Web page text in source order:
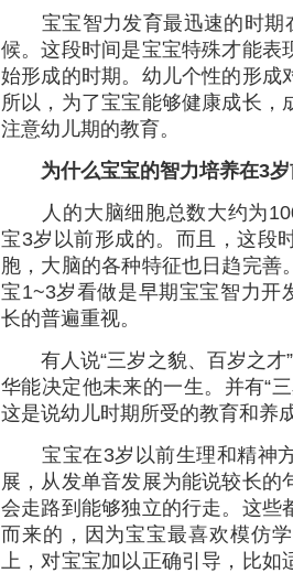
宝宝智力发育最迅速的时期
候。这段时间是宝宝特殊才能表
始形成的时期。幼儿个性的形成
所以，为了宝宝能够健康成长
注意幼儿期的教育。
为什么宝宝的智力培养在3
人的大脑细胞总数大约为
宝3岁以前形成的。而且，这段
胞，大脑的各种特征也日趋完
宝1~3岁看做是早期宝宝智力开
长的普遍重视。
有人说“三岁之貌、百岁之才
华能决定他未来的一生。并有“
这是说幼儿时期所受的教育和养
宝宝在3岁以前生理和精神方
展，从发单音发展为能说较长
会走路到能够独立的行走。这些
而来的，因为宝宝最喜欢模仿
上，对宝宝加以正确引导，比